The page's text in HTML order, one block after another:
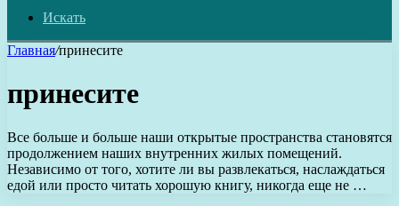
Искать
Главная/принесите
принесите
Все больше и больше наши открытые пространства становятся
продолжением наших внутренних жилых помещений.
Независимо от того, хотите ли вы развлекаться, наслаждаться
едой или просто читать хорошую книгу, никогда еще не …